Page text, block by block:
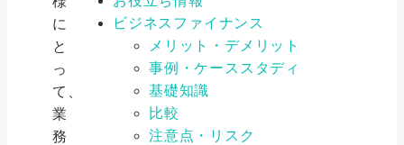
に
と
っ
て、
業
務
ビジネスファイナンス
メリット・デメリット
事例・ケーススタディ
基礎知識
比較
注意点・リスク